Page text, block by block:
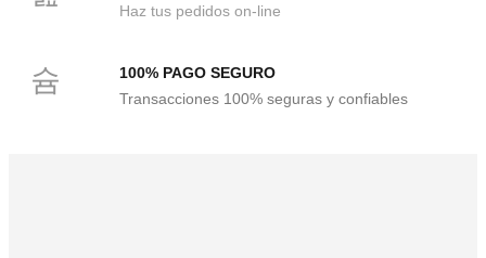
Haz tus pedidos on-line
100% PAGO SEGURO
Transacciones 100% seguras y confiables